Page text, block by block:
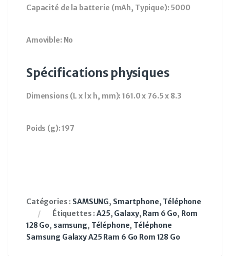
Capacité de la batterie (mAh, Typique): 5000
Amovible: No
Spécifications physiques
Dimensions (L x l x h, mm): 161.0 x 76.5 x 8.3
Poids (g): 197
Catégories : SAMSUNG, Smartphone, Téléphone
Étiquettes :A25, Galaxy, Ram 6 Go, Rom
128 Go, samsung, Téléphone, Téléphone
Samsung Galaxy A25 Ram 6 Go Rom 128 Go